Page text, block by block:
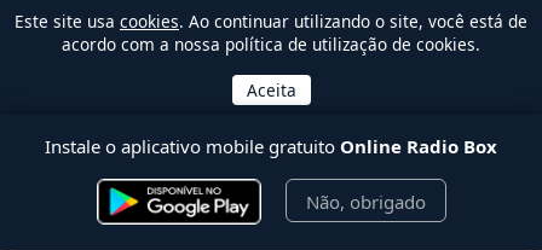
Este site usa cookies. Ao continuar utilizando o site, você está de
acordo com a nossa política de utilização de cookies.
Instale o aplicativo mobile gratuito Online Radio Box
Não, obrigado